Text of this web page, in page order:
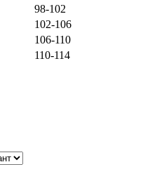
98-102
102-106
106-110
110-114